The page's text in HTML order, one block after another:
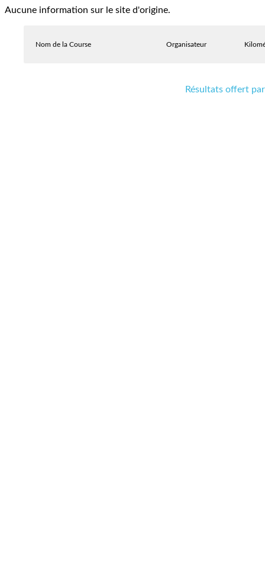
Aucune information sur le site d'origine.
Nom de la Course Organisateur
Résultats offert